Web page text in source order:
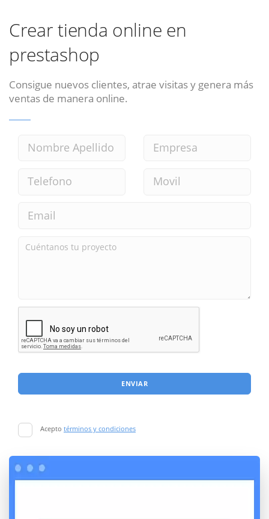
Crear tienda online en
prestashop
Consigue nuevos clientes, atrae visitas y genera más
ventas de manera online.
ENVIAR
Acepto términos y condiciones